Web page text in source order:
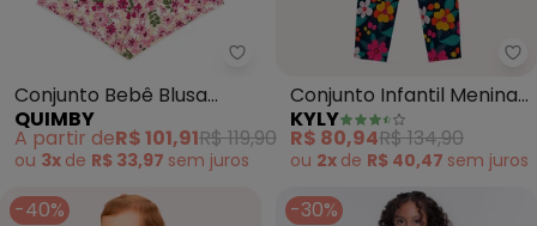
Quimby - Conjunto Bebê Blusa
Conjunto Bebê Blusa
Short Rosa
QUIMBY
A partir deR$ 101,91R$ 119,90
ou 3x de R$ 33,97 sem juros
Conjunto Infantil Menina
com Strass (Rosa)
KYLY
R$ 80,94R$ 134,90
ou 2x de R$ 40,47 sem juros
-40% -30%